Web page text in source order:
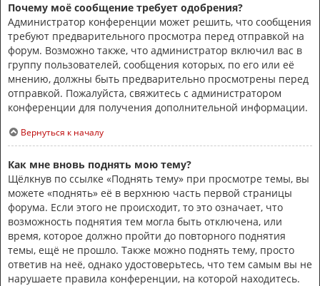
Почему моё сообщение требует одобрения?
Администратор конференции может решить, что сообщения
требуют предварительного просмотра перед отправкой на
форум. Возможно также, что администратор включил вас в
группу пользователей, сообщения которых, по его или её
мнению, должны быть предварительно просмотрены перед
отправкой. Пожалуйста, свяжитесь с администратором
конференции для получения дополнительной информации.
Вернуться к началу
Как мне вновь поднять мою тему?
Щёлкнув по ссылке «Поднять тему» при просмотре темы, вы
можете «поднять» её в верхнюю часть первой страницы
форума. Если этого не происходит, то это означает, что
возможность поднятия тем могла быть отключена, или
время, которое должно пройти до повторного поднятия
темы, ещё не прошло. Также можно поднять тему, просто
ответив на неё, однако удостоверьтесь, что тем самым вы не
нарушаете правила конференции, на которой находитесь.